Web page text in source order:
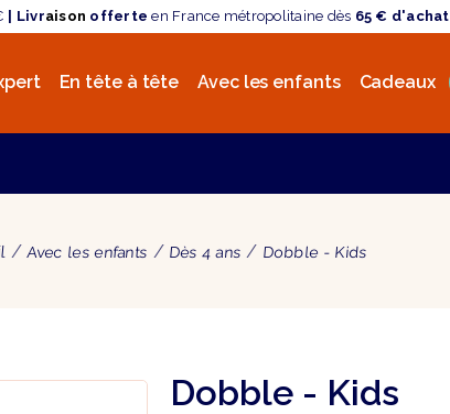
| Livraison offerte en France métropolitaine dès 65 € d'achat
En tête à tête Avec les enfants Cadeaux
Avec les enfants Dès 4 ans Dobble - Kids
Dobble - Kids